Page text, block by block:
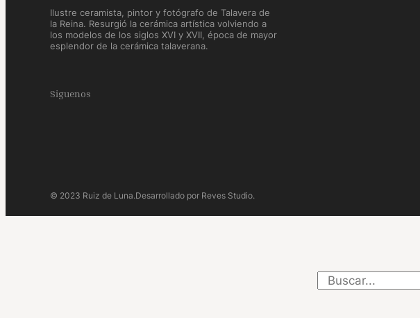
Ilustre ceramista, pintor y fotógrafo de Talavera de
la Reina. Resurgió la cerámica artística volviendo a
los modelos de los siglos XVI y XVII, época de mayor
esplendor de la cerámica talaverana.
Siguenos
© 2023 Ruiz de Luna.Desarrollado por Reves Studio.